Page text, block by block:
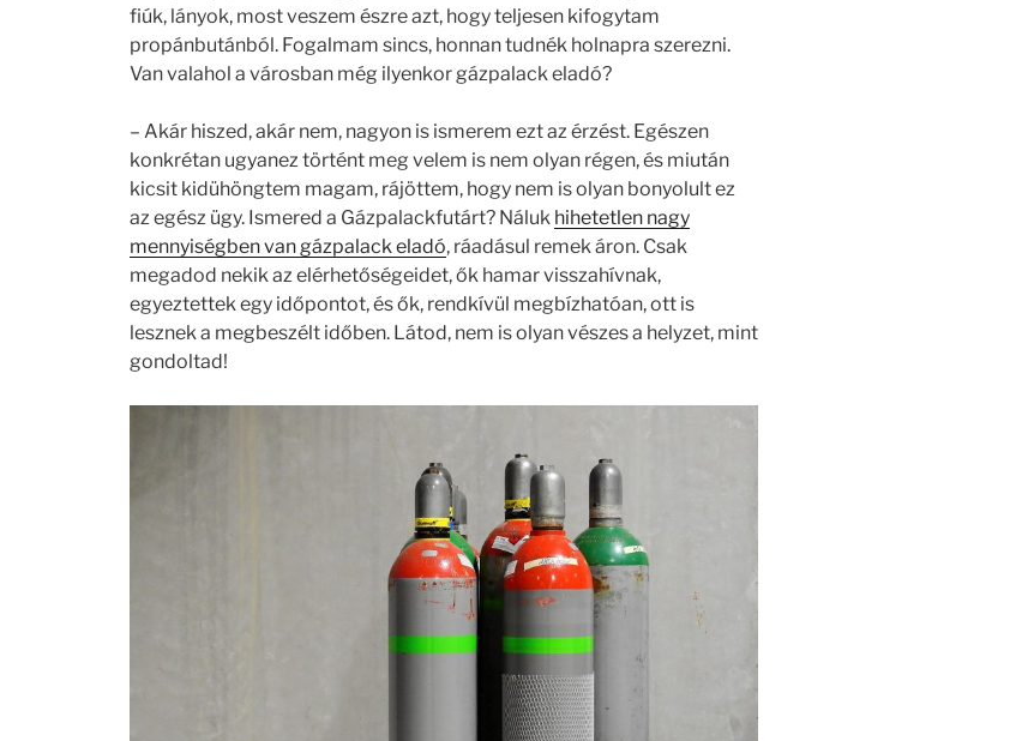
fiúk, lányok, most veszem észre azt, hogy teljesen kifogytam
propánbutánból. Fogalmam sincs, honnan tudnék holnapra szerezni.
Van valahol a városban még ilyenkor gázpalack eladó?
– Akár hiszed, akár nem, nagyon is ismerem ezt az érzést. Egészen
konkrétan ugyanez történt meg velem is nem olyan régen, és miután
kicsit kidühöngtem magam, rájöttem, hogy nem is olyan bonyolult ez
az egész ügy. Ismered a Gázpalackfutárt? Náluk hihetetlen nagy
mennyiségben van gázpalack eladó, ráadásul remek áron. Csak
megadod nekik az elérhetőségeidet, ők hamar visszahívnak,
egyeztettek egy időpontot, és ők, rendkívül megbízhatóan, ott is
lesznek a megbeszélt időben. Látod, nem is olyan vészes a helyzet, mint
gondoltad!